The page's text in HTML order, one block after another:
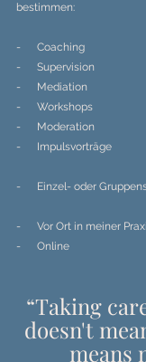
bestimmen:
-      Coaching
-      Supervision
-      Mediation
-      Workshops
-      Moderation
-      Impulsvorträge
-      Einzel- oder
-      Vor Ort in meiner
-      Online
“Taking
doesn't
means